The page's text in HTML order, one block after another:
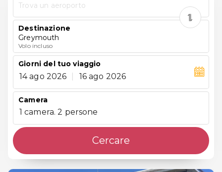
Trova un aeroporto
Destinazione
Greymouth
Volo incluso
Giorni del tuo viaggio
14 ago 2026 16 ago 2026
Camera
1 camera. 2 persone
Cercare